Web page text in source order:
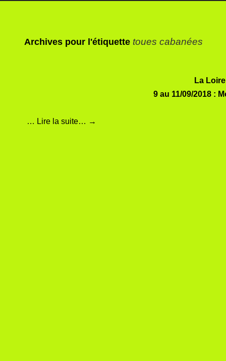
Archives pour l'étiquette toues cabanées
La
9 au 11/09/2018 :
… Lire la suite… →